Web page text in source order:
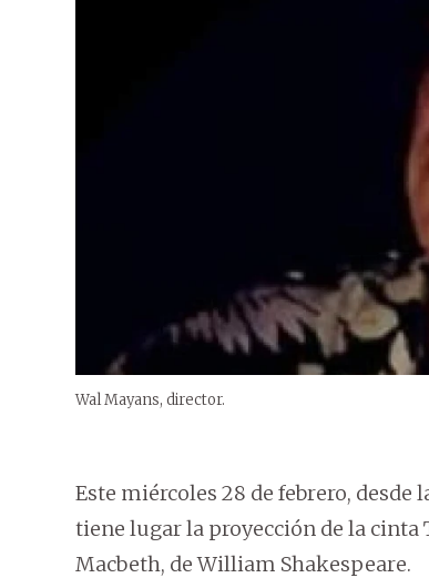
Wal Mayans, director.
Este miércoles 28 de febrero, desde
tiene lugar la proyección de la cinta
Macbeth, de William Shakespeare.